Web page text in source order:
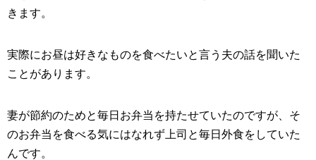
きます。
実際にお昼は好きなものを食べたいと言う夫の話を聞いた
ことがあります。
妻が節約のためと毎日お弁当を持たせていたのですが、そ
のお弁当を食べる気にはなれず上司と毎日外食をしていた
んです。